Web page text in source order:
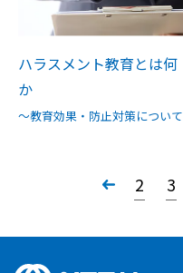
ハラスメント教育とは何
か
～教育効果・防止対策について
« 2 3